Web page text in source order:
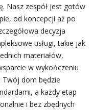
Nasz zespół jest gotów
od koncepcji aż po
decyzja
usługi, takie jak
materiałów,
w wykończeniu
Twój dom będzie
a każdy etap
i bez zbędnych